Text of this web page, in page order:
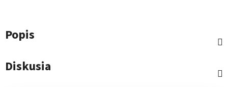
Popis
Diskusia